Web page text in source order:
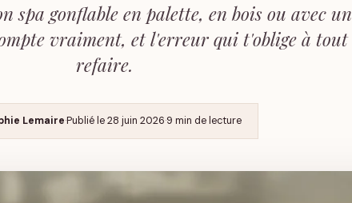
spa gonflable en palette, en bois ou avec un
vraiment, et l'erreur qui t'oblige à tout
refaire.
Lemaire·Publié le28 juin 2026·9 min de lecture